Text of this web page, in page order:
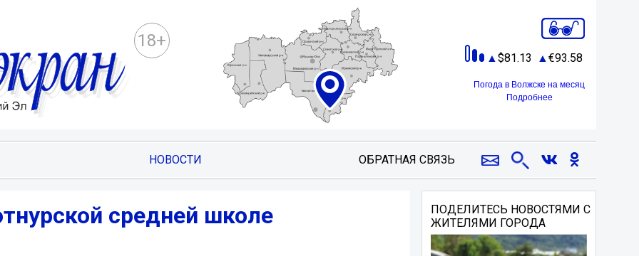
18+
81.13 93.58
Погода в Волжске на месяц
Подробнее
НОВОСТИ ОБРАТНАЯ СВЯЗЬ
средней школе
ПОДЕЛИТЕСЬ НОВОСТЯМИ С
ЖИТЕЛЯМИ ГОРОДА